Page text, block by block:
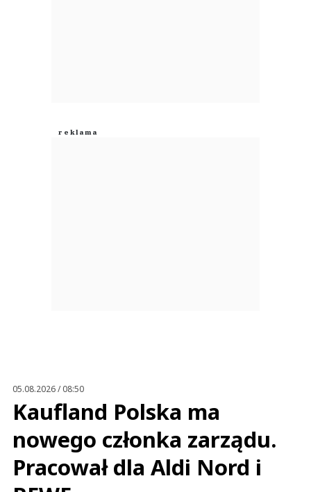
05.08.2026 / 08:50
Kaufland Polska ma
nowego członka zarządu.
Pracował dla Aldi Nord i